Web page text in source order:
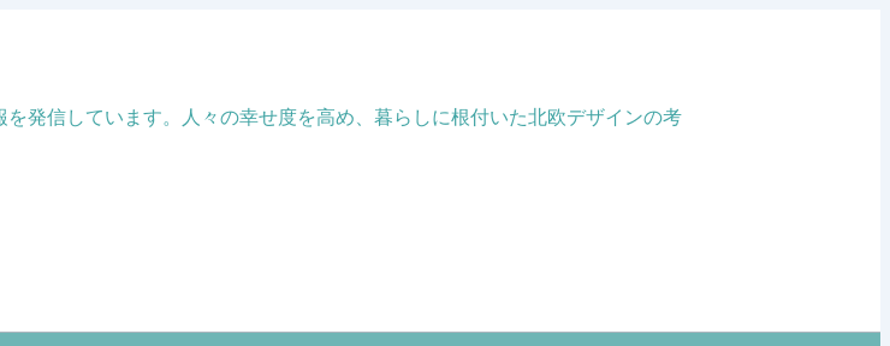
発信しています。人々の幸せ度を高め、暮らしに根付いた北欧デザインの考